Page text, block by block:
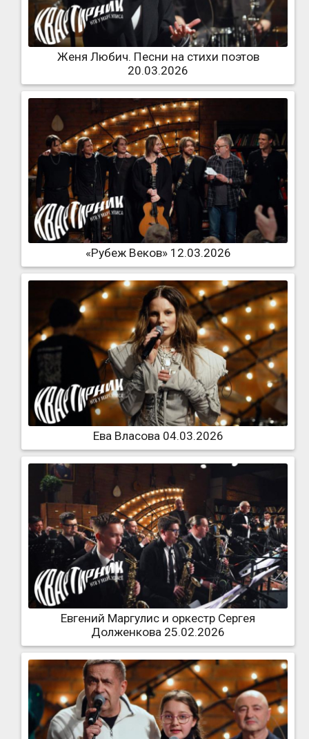
Женя Любич. Песни на стихи поэтов
20.03.2026
«Рубеж Веков» 12.03.2026
Ева Власова 04.03.2026
Евгений Маргулис и оркестр Сергея
Долженкова 25.02.2026